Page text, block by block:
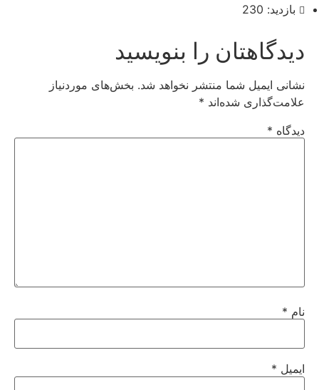
بازدید: 230
دیدگاهتان را بنویسید
نشانی ایمیل شما منتشر نخواهد شد. بخش‌های موردنیاز
علامت‌گذاری شده‌اند *
دیدگاه *
نام *
ایمیل *